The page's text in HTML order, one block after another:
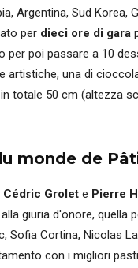
Argentina, Sud Korea,
per dieci ore di gara
poi passare a 10
artistiche, una di
totale 50 cm (altezza
monde de
Cédric Grolet e Pierre
alla giuria d'onore,
Sofia Cortina, Nicolas
con i migliori